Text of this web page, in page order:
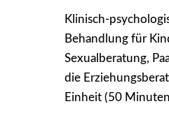
Klinisch-
Behandlung für
Sexualberatung,
die
Einheit (50